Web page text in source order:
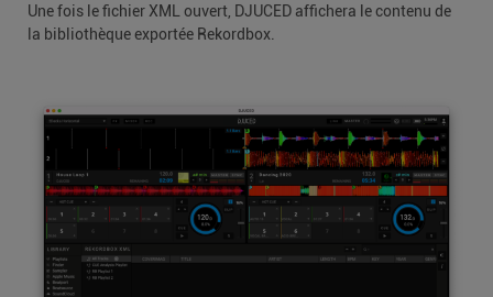
Une fois le fichier XML ouvert, DJUCED affichera le contenu de
la bibliothèque exportée Rekordbox.